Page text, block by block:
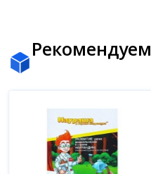
Рекомендуем